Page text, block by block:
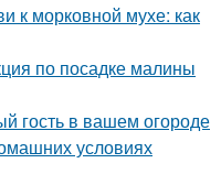
к морковной мухе: как
по посадке малины
гость в вашем огороде
условиях